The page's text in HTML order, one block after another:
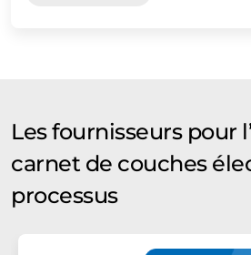
Les fournisseurs pour
carnet de couches
processus